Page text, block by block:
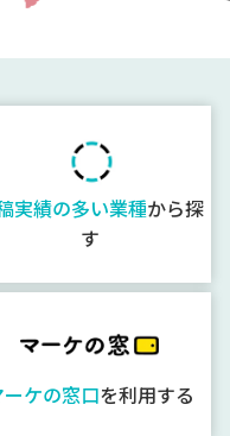
実績の多い業種から探
す
ーケの窓口を利用する